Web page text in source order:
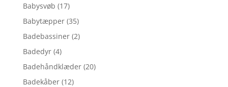
Babysvøb (17)
Babytæpper (35)
Badebassiner (2)
Badedyr (4)
Badehåndklæder (20)
Badekåber (12)